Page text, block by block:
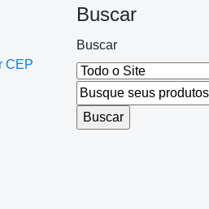
CEP
Buscar
Buscar